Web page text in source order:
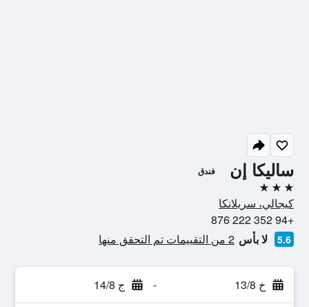
ساليكا إن فندق
3 نجوم
كيجالي، سريلانكا
+94 352 222 876
5.6 لا بأس 2 من التقييمات تم التحقق منها
خ 13/8 - ج 14/8